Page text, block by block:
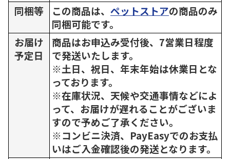
同梱等
この商品は、 ペットストアの商品のみ
同梱可能です。
お届け
予定日
商品はお申込み受付後、7営業日程度
で発送いたします。
※土日、祝日、年末年始は休業日とな
っております。
※在庫状況、天候や交通事情などによ
って、お届けが遅れることがございま
すので予めご了承ください。
※コンビニ決済、PayEasyでのお支払
いはご入金確認後の発送となります。